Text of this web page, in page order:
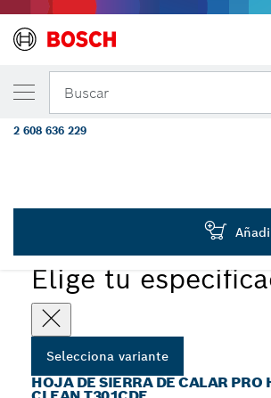
Buscar
Elige tu
Selecciona variante
HOJA DE SIERRA DE CALAR PRO
TU VARIANTE SELECCIONADA
Hoja de sierra de calar
117 mm, 5 uds.
2 608 636 229